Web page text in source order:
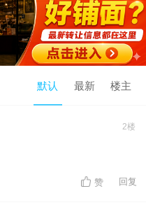
默认 最新 楼主
2楼
赞 回复